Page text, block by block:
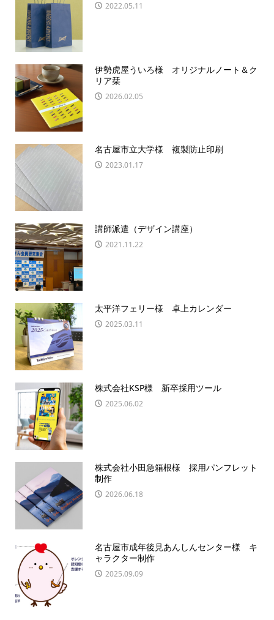
2022.05.11
伊勢虎屋ういろ様 オリジナルノート＆ク
リア栞
2026.02.05
名古屋市立大学様 複製防止印刷
2023.01.17
講師派遣（デザイン講座）
2021.11.22
太平洋フェリー様 卓上カレンダー
2025.03.11
株式会社KSP様 新卒採用ツール
2025.06.02
株式会社小田急箱根様 採用パンフレット
制作
2026.06.18
名古屋市成年後見あんしんセンター様 キ
ャラクター制作
2025.09.09